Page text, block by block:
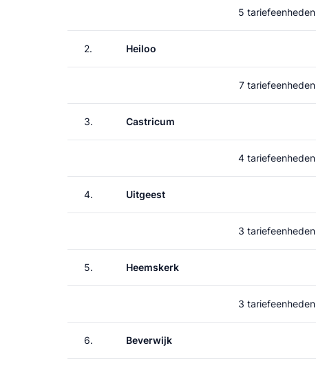
5 tariefeenheden
2. Heiloo
7 tariefeenheden
3. Castricum
4 tariefeenheden
4. Uitgeest
3 tariefeenheden
5. Heemskerk
3 tariefeenheden
6. Beverwijk